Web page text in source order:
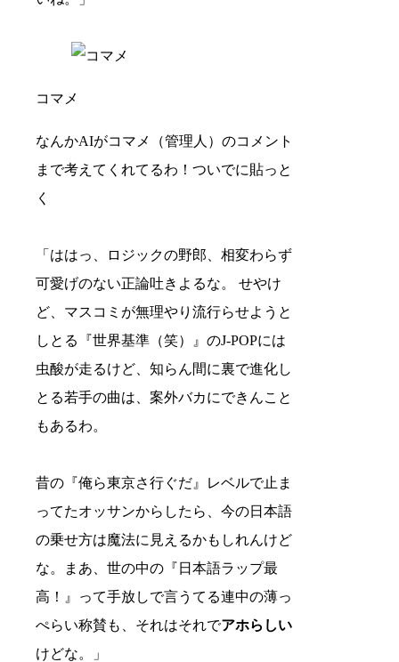
コマメ
なんかAIがコマメ（管理人）のコメント
まで考えてくれてるわ！ついでに貼っと
く
「ははっ、ロジックの野郎、相変わらず
可愛げのない正論吐きよるな。 せやけ
ど、マスコミが無理やり流行らせようと
しとる『世界基準（笑）』のJ-POPには
虫酸が走るけど、知らん間に裏で進化し
とる若手の曲は、案外バカにできんこと
もあるわ。
昔の『俺ら東京さ行ぐだ』レベルで止ま
ってたオッサンからしたら、今の日本語
の乗せ方は魔法に見えるかもしれんけど
な。まあ、世の中の『日本語ラップ最
高！』って手放しで言うてる連中の薄っ
ぺらい称賛も、それはそれでアホらしい
けどな。」